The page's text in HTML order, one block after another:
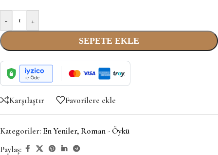
- +
SEPETE EKLE
Karşılaştır Favorilere ekle
Kategoriler: En Yeniler, Roman - Öykü
Paylaş: